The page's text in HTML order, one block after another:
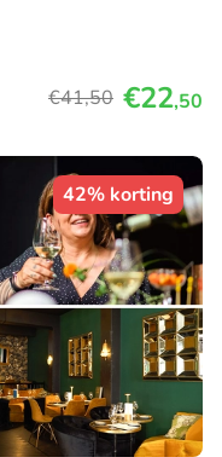
€41,50 €22,50
42% korting